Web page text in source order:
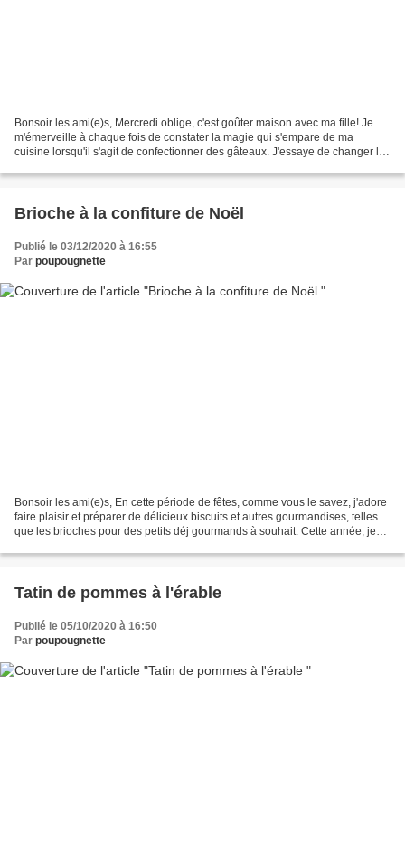
Bonsoir les ami(e)s, Mercredi oblige, c'est goûter maison avec ma fille! Je
m'émerveille à chaque fois de constater la magie qui s'empare de ma
cuisine lorsqu'il s'agit de confectionner des gâteaux. J'essaye de changer les
Brioche à la confiture de Noël
Publié le 03/12/2020 à 16:55
Par poupougnette
Bonsoir les ami(e)s, En cette période de fêtes, comme vous le savez, j'adore
faire plaisir et préparer de délicieux biscuits et autres gourmandises, telles
que les brioches pour des petits déj gourmands à souhait. Cette année, je
Tatin de pommes à l'érable
Publié le 05/10/2020 à 16:50
Par poupougnette